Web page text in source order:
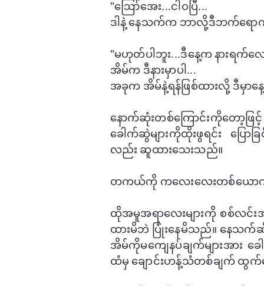
"ဪ​အေး...ငါဝပြီ...
ဒါနဲ့ ​နေသက်က ဘာလို့ဒီဘက်​ရော
"မဟုတ်ပါဘူး...ဒီ​နေ့က နားရက်​လ
အိမ်က ဒီနားမှာပါ...
အခုက အိမ်နဲ့ရန်ဖြစ်ထားလို့ ​ဒီမှာန
နောက်ဆုံးတစ်​ကြောင်းကို​​တေ
ခေါက်ဆွဲများကိုထိုးဖွရင်း ​ပြေ
လည်း ဆူထား​သေးသည်။
တကယ်ကို က​လေး​လေးတစ်​ယော
ထိုအမူအရာ​လေးများကို စစ်
ထားမိဘဲ ပြုံး​နေမိသည်။ ​နေသ
အိမ်ကိုမ​ကျေနပ်ချက်များအား
ထံမှ ​ချောင်းဟန့်သံတစ်ချက် ထွ